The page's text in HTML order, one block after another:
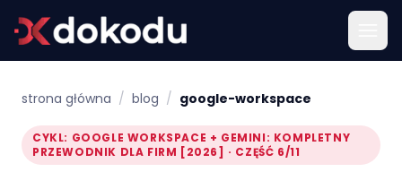
strona główna / blog / google-workspace
CYKL: GOOGLE WORKSPACE + GEMINI: KOMPLETNY
PRZEWODNIK DLA FIRM [2026] · CZĘŚĆ 6/11